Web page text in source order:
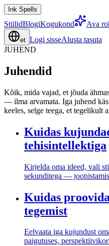
Ink Spells
StiilidBlogiKogukond Ava
et Logi sisseAlusta tasuta
JUHEND
Juhendid
Kõik, mida vajad, et jõuda
— ilma arvamata. Iga juhend
keeles, selge teega, et tegelikult
Kuidas
tehisintellektiga
Kirjelda oma ideed, vali
sekunditega —
Kuidas
tegemist
Eelvaata iga kujundust
paigutuses,